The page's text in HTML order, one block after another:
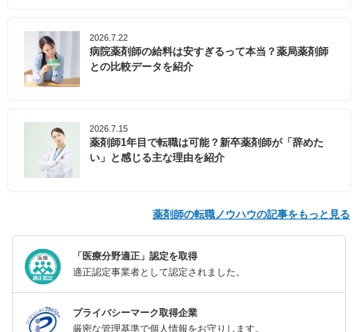
2026.7.22
病院薬剤師の給料は安すぎるって本当？薬局薬剤師
との比較データを紹介
2026.7.15
薬剤師1年目で転職は可能？新卒薬剤師が「辞めた
い」と感じる主な理由を紹介
薬剤師の転職ノウハウの記事をもっと見る
「医療分野適正」認定を取得
適正認定事業者として認定されました。
プライバシーマーク取得企業
厳密な管理基準で個人情報をお守りします。